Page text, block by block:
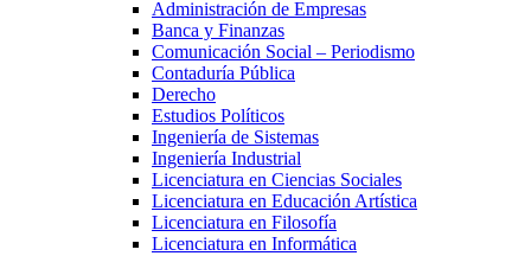
Administración de Empresas
Banca y Finanzas
Comunicación Social – Periodismo
Contaduría Pública
Derecho
Estudios Políticos
Ingeniería de Sistemas
Ingeniería Industrial
Licenciatura en Ciencias Sociales
Licenciatura en Educación Artística
Licenciatura en Filosofía
Licenciatura en Informática